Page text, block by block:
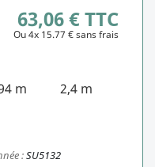
63,06 € TTC
Ou 4x 15.77 € sans frais
m
2,4 m
:SU5132